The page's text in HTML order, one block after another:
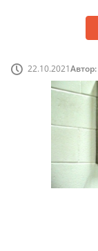
22.10.2021Автор: